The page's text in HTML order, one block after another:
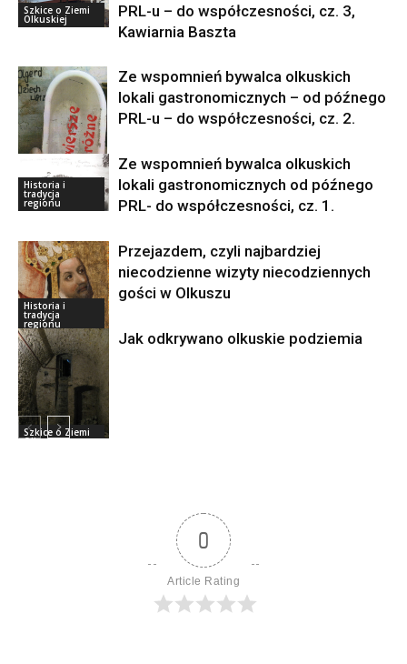
Szkice o Ziemi
Olkuskiej
PRL-u – do współczesności, cz. 3,
Kawiarnia Baszta
Szkice o Ziemi
Olkuskiej
Ze wspomnień bywalca olkuskich
lokali gastronomicznych – od późnego
PRL-u – do współczesności, cz. 2.
Historia i
tradycja
regionu
Ze wspomnień bywalca olkuskich
lokali gastronomicznych od późnego
PRL- do współczesności, cz. 1.
Historia i
tradycja
regionu
Przejazdem, czyli najbardziej
niecodzienne wizyty niecodziennych
gości w Olkuszu
Szkice o Ziemi
Olkuskiej
Jak odkrywano olkuskie podziemia
0
Article Rating